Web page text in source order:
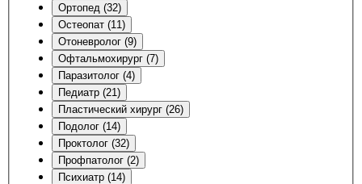
Ортопед (32)
Остеопат (11)
Отоневролог (9)
Офтальмохирург (7)
Паразитолог (4)
Педиатр (21)
Пластический хирург (26)
Подолог (14)
Проктолог (32)
Профпатолог (2)
Психиатр (14)